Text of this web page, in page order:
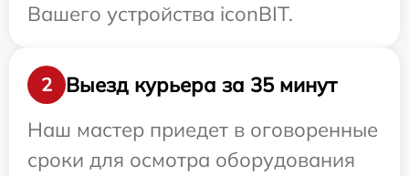
Вашего устройства iconBIT.
2
Выезд курьера за 35 минут
Наш мастер приедет в оговоренные
сроки для осмотра оборудования